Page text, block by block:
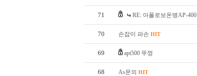
71 RE: 아폴로보온병AP-400
70 손잡이 파손 HIT
69 apt500 뚜껑
68 As문의 HIT